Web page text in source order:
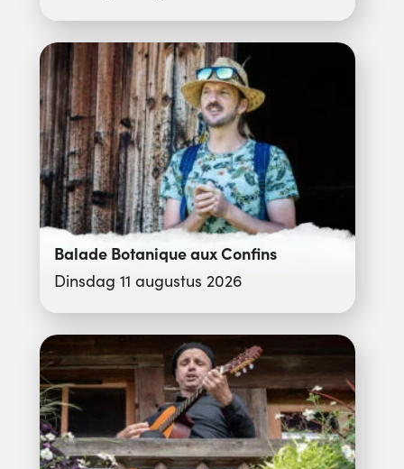
Balade Botanique aux Confins
Dinsdag 11 augustus 2026